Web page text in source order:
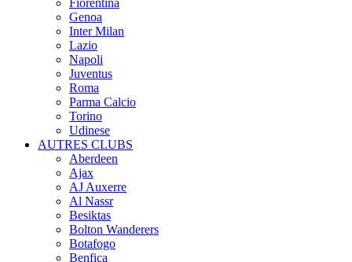
Fiorentina
Genoa
Inter Milan
Lazio
Napoli
Juventus
Roma
Parma Calcio
Torino
Udinese
AUTRES CLUBS
Aberdeen
Ajax
AJ Auxerre
Al Nassr
Besiktas
Bolton Wanderers
Botafogo
Benfica